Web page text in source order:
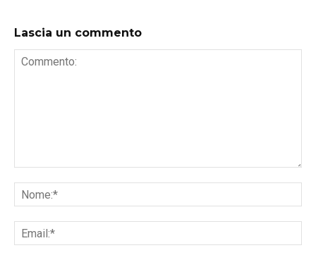
Lascia un commento